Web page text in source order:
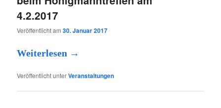
4.2.2017
Veröffentlicht am30. Januar 2017
Wei­ter­le­sen →
Veröffentlicht unterVeranstaltungen